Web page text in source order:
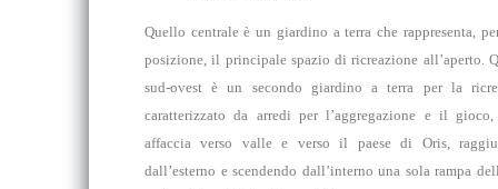
Quello centrale è un giardino a terra che rappresenta,
posizione, il principale spazio di ricreazione all’aperto.
sud-ovest è un secondo giardino a terra per la
caratterizzato da arredi per l’aggregazione e il
affaccia verso valle e verso il paese di Oris,
dall’esterno e scendendo dall’interno una sola rampa